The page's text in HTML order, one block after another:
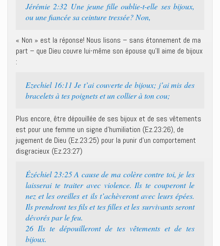
Jérémie 2:32 Une jeune fille oublie-t-elle ses bijoux,
ou une fiancée sa ceinture tressée? Non,
« Non » est la réponse! Nous lisons – sans étonnement de ma
part – que Dieu couvre lui-même son épouse qu’Il aime de bijoux
:
Ezechiel 16:11 Je t’ai couverte de bijoux; j’ai mis des
bracelets à tes poignets et un collier à ton cou;
Plus encore, être dépouillée de ses bijoux et de ses vêtements
est pour une femme un signe d’humiliation (Ez.23:26), de
jugement de Dieu (Ez.23:25) pour la punir d’un comportement
disgracieux (Ez.23:27)
Ézéchiel 23:25 A cause de ma colère contre toi, je les
laisserai te traiter avec violence. Ils te couperont le
nez et les oreilles et ils t’achèveront avec leurs épées.
Ils prendront tes fils et tes filles et les survivants seront
dévorés par le feu.
26 Ils te dépouilleront de tes vêtements et de tes
bijoux.